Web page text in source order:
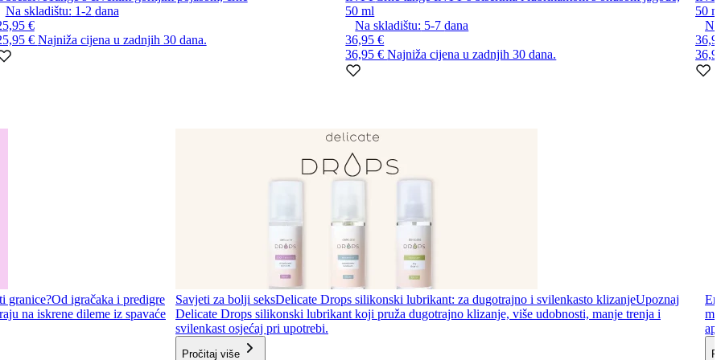
Na skladištu: 1-2 dana
€
€ Najniža cijena u zadnjih 30 dana.
50 ml
Na skladištu: 5-7dana
36,95 €
36,95 €Najniža cijena u zadnjih 30 dana.
50
granice?Od igračaka i predigre
na iskrene dileme iz spavaće
Savjeti za bolji seksDelicate Drops silikonski lubrikant: za dugotrajno i svilenkasto klizanjeUpoznaj
Delicate Drops silikonski lubrikant koji pruža dugotrajno klizanje, više udobnosti, manje trenja i
svilenkast osjećaj pri upotrebi.
Pročitaj više